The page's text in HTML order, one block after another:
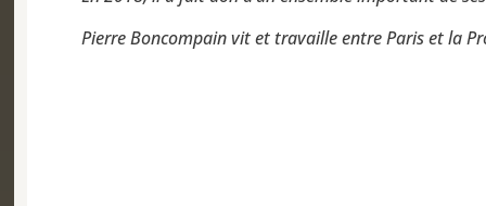
Pierre Boncompain vit et travaille entre Paris et la